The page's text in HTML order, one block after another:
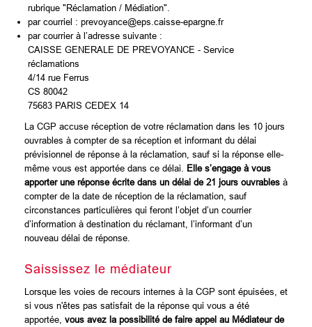
rubrique "Réclamation / Médiation".
par courriel : prevoyance@eps.caisse-epargne.fr
par courrier à l’adresse suivante :
CAISSE GENERALE DE PREVOYANCE - Service
réclamations
4/14 rue Ferrus
CS 80042
75683 PARIS CEDEX 14
La CGP accuse réception de votre réclamation dans les 10 jours
ouvrables à compter de sa réception et informant du délai
prévisionnel de réponse à la réclamation, sauf si la réponse elle-
même vous est apportée dans ce délai. Elle s’engage à vous
apporter une réponse écrite dans un délai de 21 jours ouvrables à
compter de la date de réception de la réclamation, sauf
circonstances particulières qui feront l’objet d’un courrier
d’information à destination du réclamant, l’informant d’un
nouveau délai de réponse.
Saississez le médiateur
Lorsque les voies de recours internes à la CGP sont épuisées, et
si vous n'êtes pas satisfait de la réponse qui vous a été
apportée, vous avez la possibilité de faire appel au Médiateur de